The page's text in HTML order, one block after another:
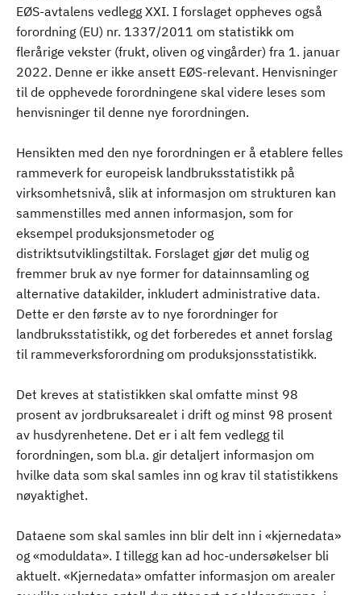
EØS-avtalens vedlegg XXI. I forslaget oppheves også
forordning (EU) nr. 1337/2011 om statistikk om
flerårige vekster (frukt, oliven og vingårder) fra 1. januar
2022. Denne er ikke ansett EØS-relevant. Henvisninger
til de opphevede forordningene skal videre leses som
henvisninger til denne nye forordningen.
Hensikten med den nye forordningen er å etablere felles
rammeverk for europeisk landbruksstatistikk på
virksomhetsnivå, slik at informasjon om strukturen kan
sammenstilles med annen informasjon, som for
eksempel produksjonsmetoder og
distriktsutviklingstiltak. Forslaget gjør det mulig og
fremmer bruk av nye former for datainnsamling og
alternative datakilder, inkludert administrative data.
Dette er den første av to nye forordninger for
landbruksstatistikk, og det forberedes et annet forslag
til rammeverksforordning om produksjonsstatistikk.
Det kreves at statistikken skal omfatte minst 98
prosent av jordbruksarealet i drift og minst 98 prosent
av husdyrenhetene. Det er i alt fem vedlegg til
forordningen, som bl.a. gir detaljert informasjon om
hvilke data som skal samles inn og krav til statistikkens
nøyaktighet.
Dataene som skal samles inn blir delt inn i «kjernedata»
og «moduldata». I tillegg kan ad hoc-undersøkelser bli
aktuelt. «Kjernedata» omfatter informasjon om arealer